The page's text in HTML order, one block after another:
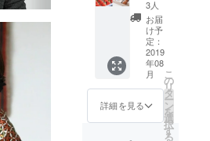
のまま
食べて
もよ
し！特
別な日
のケー
キの上
るもよ
し！ 贈
せにな
るよう
な、そ
んなお
菓子を
作って
いきた
いと考
えてい
直営の
牧場で
のびの
び放牧
されて
いる“ど
ろぶ
た”のお
肉で
です。
3人
お届
け予
定：
2019
年08
月
詳細を見る
こ
の
リ
タ
ー
ン
を
選
択
す
る